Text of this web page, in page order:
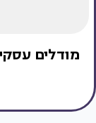
מודלים